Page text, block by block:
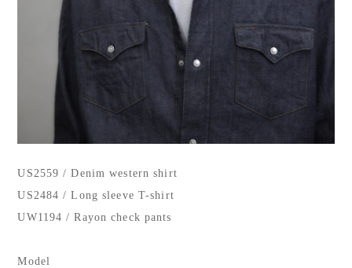
US2559 / Denim western shirt
US2484 / Long sleeve T-shirt
UW1194 / Rayon check pants
Model